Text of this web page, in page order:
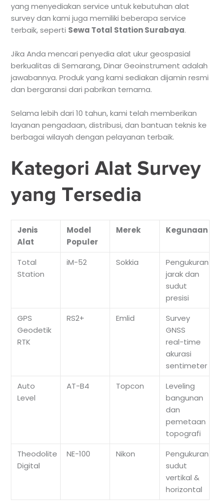
yang menyediakan service untuk kebutuhan alat
survey dan kami juga memiliki beberapa service
terbaik, seperti Sewa Total Station Surabaya.
Jika Anda mencari penyedia alat ukur geospasial
berkualitas di Semarang, Dinar Geoinstrument adalah
jawabannya. Produk yang kami sediakan dijamin resmi
dan bergaransi dari pabrikan ternama.
Selama lebih dari 10 tahun, kami telah memberikan
layanan pengadaan, distribusi, dan bantuan teknis ke
berbagai wilayah dengan pelayanan terbaik.
Kategori Alat Survey
yang Tersedia
Jenis
Alat
Model
Populer
Merek Kegunaan
Total
Station
iM-52 Sokkia
Pengukuran
jarak dan
sudut
presisi
GPS
Geodetik
RTK
RS2+ Emlid
Survey
GNSS
real-time
akurasi
sentimeter
Auto
Level
AT-B4 Topcon
Leveling
bangunan
dan
pemetaan
topografi
Theodolite
Digital
NE-100 Nikon
Pengukuran
sudut
vertikal &
horizontal